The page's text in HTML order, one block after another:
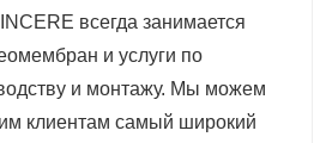
всегда занимается
и услуги по
и монтажу. Мы можем
клиентам самый широкий